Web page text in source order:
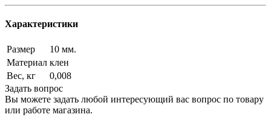
Характеристики
Размер
10 мм.
Материал клен
Вес, кг
0,008
Задать вопрос
Вы можете задать любой интересующий вас вопрос по товару
или работе магазина.